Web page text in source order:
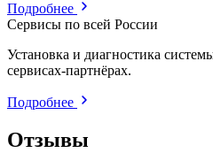
Подробнее
Сервисы по всей России
Установка и диагностика
сервисах-партнёрах.
Подробнее
Отзывы